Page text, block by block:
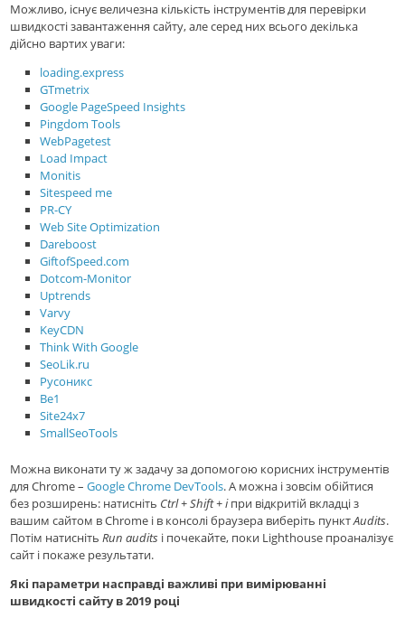
Можливо, існує величезна кількість інструментів для перевірки
швидкості завантаження сайту, але серед них всього декілька
дійсно вартих уваги:
loading.express
GTmetrix
Google PageSpeed Insights
Pingdom Tools
WebPagetest
Load Impact
Monitis
Sitespeed me
PR-CY
Web Site Optimization
Dareboost
GiftofSpeed.com
Dotcom-Monitor
Uptrends
Varvy
KeyCDN
Think With Google
SeoLik.ru
Русоникс
Be1
Site24x7
SmallSeoTools
Можна виконати ту ж задачу за допомогою корисних інструментів
для Chrome –Google Chrome DevTools. А можна і зовсім обійтися
без розширень: натисніть Ctrl + Shift + iпри відкритій вкладці з
вашим сайтом в Chrome і в консолі браузера виберіть пунктAudits.
Потім натиснітьRun audits і почекайте, поки Lighthouse проаналізує
сайт і покаже результати.
Які параметри насправді важливі при вимірюванні
швидкості сайту в 2019 році